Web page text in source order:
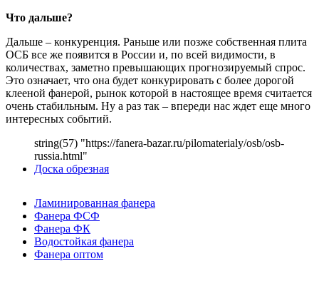
Что дальше?
Дальше – конкуренция. Раньше или позже собственная плита
ОСБ все же появится в России и, по всей видимости, в
количествах, заметно превышающих прогнозируемый спрос.
Это означает, что она будет конкурировать с более дорогой
клееной фанерой, рынок которой в настоящее время считается
очень стабильным. Ну а раз так – впереди нас ждет еще много
интересных событий.
string(57) "https://fanera-bazar.ru/pilomaterialy/osb/osb-
russia.html"
Доска обрезная
Ламинированная фанера
Фанера ФСФ
Фанера ФК
Водостойкая фанера
Фанера оптом